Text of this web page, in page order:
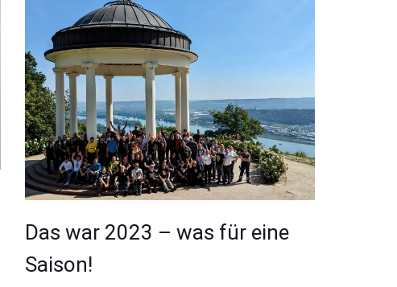
Das war 2023 – was für eine
Saison!